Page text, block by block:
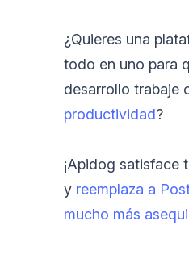
¿Quieres una
todo en uno para
desarrollo trabaje
productividad?
¡Apidog satisface
y reemplaza a
mucho más